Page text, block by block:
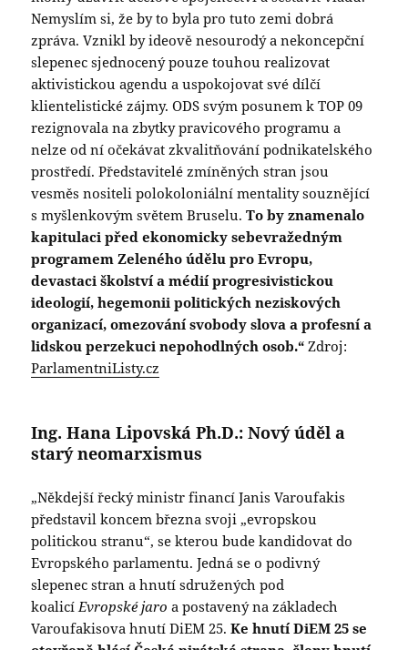
Nemyslím si, že by to byla pro tuto zemi dobrá
zpráva. Vznikl by ideově nesourodý a nekoncepční
slepenec sjednocený pouze touhou realizovat
aktivistickou agendu a uspokojovat své dílčí
klientelistické zájmy. ODS svým posunem k TOP 09
rezignovala na zbytky pravicového programu a
nelze od ní očekávat zkvalitňování podnikatelského
prostředí. Představitelé zmíněných stran jsou
vesměs nositeli polokoloniální mentality souznějící
s myšlenkovým světem Bruselu.To by znamenalo
kapitulaci před ekonomicky sebevražedným
programem Zeleného údělu pro Evropu,
devastaci školství a médií progresivistickou
ideologií, hegemonii politických neziskových
organizací, omezování svobody slova a profesní a
lidskou perzekuci nepohodlných osob.“Zdroj:
ParlamentniListy.cz
Ing. Hana Lipovská Ph.D.: Nový úděl a
starý neomarxismus
„Někdejší řecký ministr financí Janis Varoufakis
představil koncem března svoji „evropskou
politickou stranu“, se kterou bude kandidovat do
Evropského parlamentu. Jedná se o podivný
slepenec stran a hnutí sdružených pod
koalicí Evropské jaro a postavený na základech
Varoufakisova hnutí DiEM 25.Ke hnutí DiEM 25 se